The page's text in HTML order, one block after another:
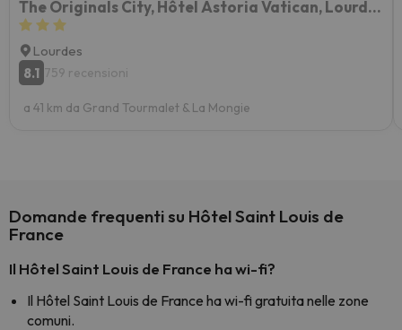
The Originals City, Hôtel Astoria Vatican, Lourdes
Lourdes
8.1 759 recensioni
a 41 km da Grand Tourmalet & La Mongie
Domande frequenti su Hôtel Saint Louis de
France
Il Hôtel Saint Louis de France ha wi-fi?
Il Hôtel Saint Louis de France ha wi-fi gratuita nelle zone
comuni.